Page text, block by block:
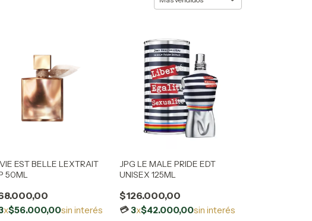
EST BELLE LEXTRAIT
50ML
x$56.000,00sin interés
JPG LE MALE PRIDE EDT
UNISEX 125ML
$126.000,00
3x$42.000,00sin interés